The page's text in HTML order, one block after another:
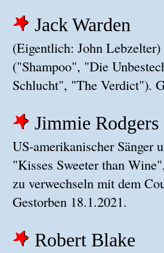
Jack Warden
(Eigentlich: John
("Shampoo", "Die
Schlucht", "The Verdict").
Jimmie Rodgers
US-amerikanischer Sänger
"Kisses Sweeter than
zu verwechseln mit dem
Gestorben 18.1.2021.
Robert Blake